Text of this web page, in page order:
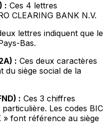
: Ces 4 lettres
CLEARING BANK N.V.
lettres indiquent que le
Bas.
: Ces deux caractères
du siège social de la
: Ces 3 chiffres
Les codes BIC
» font référence au siège